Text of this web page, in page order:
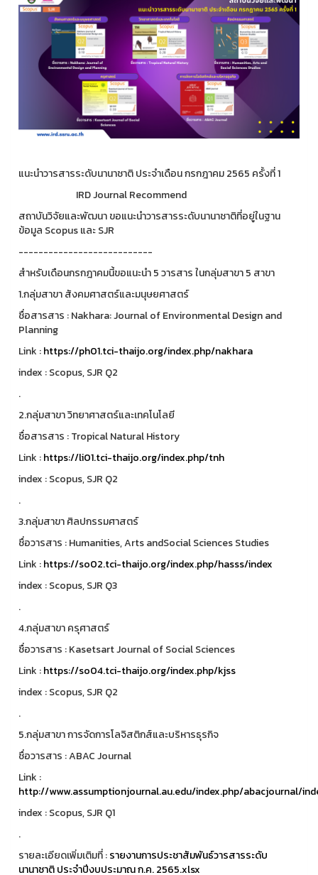
แนะนำวารสารระดับนานาชาติ ประจำเดือน กรกฎาคม 2565 ครั้งที่ 1
IRD Journal Recommend
สถาบันวิจัยและพัฒนา ขอแนะนำวารสารระดับนานาชาติที่อยู่ในฐาน
ข้อมูล Scopus และ SJR
---------------------------
สำหรับเดือนกรกฎาคมนี้ขอแนะนำ 5 วารสาร ในกลุ่มสาขา 5 สาขา
1.กลุ่มสาขา สังคมศาสตร์และมนุษยศาสตร์
ชื่อสารสาร : Nakhara: Journal of Environmental Design and
Planning
Link :https://ph01.tci-thaijo.org/index.php/nakhara
index : Scopus, SJR Q2
.
2.กลุ่มสาขา วิทยาศาสตร์และเทคโนโลยี
ชื่อสารสาร : Tropical Natural History
Link :https://li01.tci-thaijo.org/index.php/tnh
index : Scopus, SJR Q2
.
3.กลุ่มสาขา ศิลปกรรมศาสตร์
ชื่อวารสาร : Humanities, Arts andSocial Sciences Studies
Link :https://so02.tci-thaijo.org/index.php/hasss/index
index : Scopus, SJR Q3
.
4.กลุ่มสาขา ครุศาสตร์
ชื่อวารสาร : Kasetsart Journal of Social Sciences
Link :https://so04.tci-thaijo.org/index.php/kjss
index : Scopus, SJR Q2
.
5.กลุ่มสาขา การจัดการโลจิสติกส์และบริหารธุรกิจ
ชื่อวารสาร : ABAC Journal
Link :
http://www.assumptionjournal.au.edu/index.php/abacjournal/
index : Scopus, SJR Q1
.
รายละเอียดเพิ่มเติมที่ :รายงานการประชาสัมพันธ์วารสารระดับ
นานาชาติ ประจำปีงบประมาณ ก.ค. 2565.xlsx